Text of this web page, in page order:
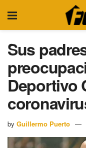
Sus
Deportivo
by Guillermo Puerto